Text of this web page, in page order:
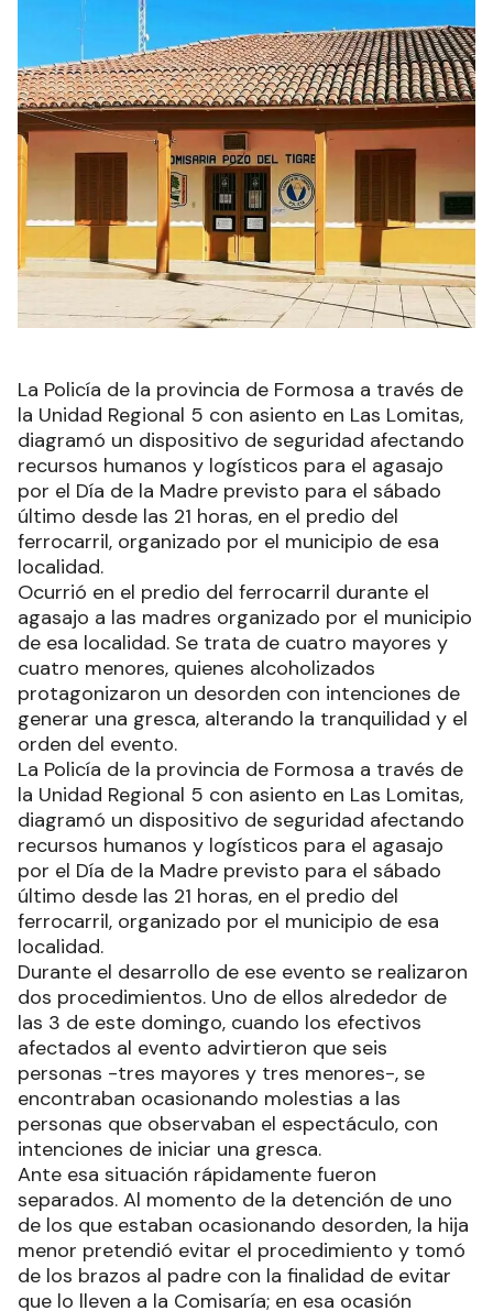
La Policía de la provincia de Formosa a través de
la Unidad Regional 5 con asiento en Las Lomitas,
diagramó un dispositivo de seguridad afectando
recursos humanos y logísticos para el agasajo
por el Día de la Madre previsto para el sábado
último desde las 21 horas, en el predio del
ferrocarril, organizado por el municipio de esa
localidad.
Ocurrió en el predio del ferrocarril durante el
agasajo a las madres organizado por el municipio
de esa localidad. Se trata de cuatro mayores y
cuatro menores, quienes alcoholizados
protagonizaron un desorden con intenciones de
generar una gresca, alterando la tranquilidad y el
orden del evento.
La Policía de la provincia de Formosa a través de
la Unidad Regional 5 con asiento en Las Lomitas,
diagramó un dispositivo de seguridad afectando
recursos humanos y logísticos para el agasajo
por el Día de la Madre previsto para el sábado
último desde las 21 horas, en el predio del
ferrocarril, organizado por el municipio de esa
localidad.
Durante el desarrollo de ese evento se realizaron
dos procedimientos. Uno de ellos alrededor de
las 3 de este domingo, cuando los efectivos
afectados al evento advirtieron que seis
personas -tres mayores y tres menores-, se
encontraban ocasionando molestias a las
personas que observaban el espectáculo, con
intenciones de iniciar una gresca.
Ante esa situación rápidamente fueron
separados. Al momento de la detención de uno
de los que estaban ocasionando desorden, la hija
menor pretendió evitar el procedimiento y tomó
de los brazos al padre con la finalidad de evitar
que lo lleven a la Comisaría; en esa ocasión